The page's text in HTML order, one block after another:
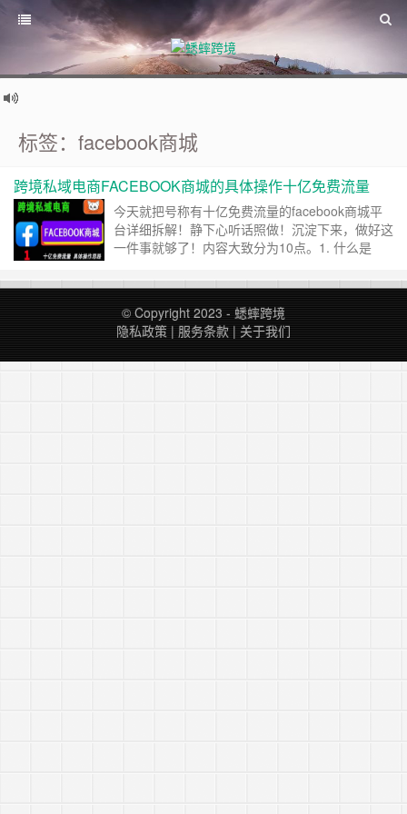
标签：facebook商城
跨境私域电商FACEBOOK商城的具体操作十亿免费流量
今天就把号称有十亿免费流量的facebook商城平
台详细拆解！静下心听话照做！沉淀下来，做好这
一件事就够了！内容大致分为10点。1. 什么是
境新手的平台的原因4. 如何养成一个高权重的
facebook账号 5. 国家、语言、物流、回款 6. 选品
–重中之重7，上架产品8，发货与收款9，进阶篇-
开广告10，跨境私域运……继续阅读 »
© Copyright 2023 - 蟋蟀跨境
隐私政策 | 服务条款 | 关于我们